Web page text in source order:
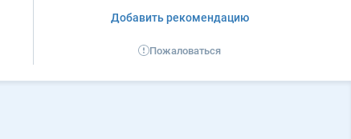
Добавить рекомендацию
Пожаловаться